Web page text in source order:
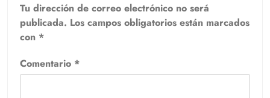
Tu dirección de correo electrónico no será
publicada. Los campos obligatorios están marcados
con *
Comentario *